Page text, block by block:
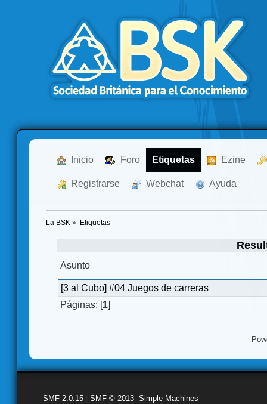
Inicio Foro Etiquetas Ezine
Registrarse Webchat Ayuda
La BSK » Etiquetas
Asunto
[3 al Cubo] #04 Juegos de carreras
Páginas: [1]
SMF 2.0.15 SMF © 2013 Simple Machines